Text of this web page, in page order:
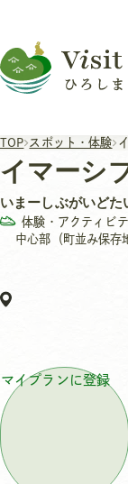
TOP スポット・体験
イマーシ
いまーしぶがいどた
体験・アクティビテ
中心部（町並み保存
マイプランに登録